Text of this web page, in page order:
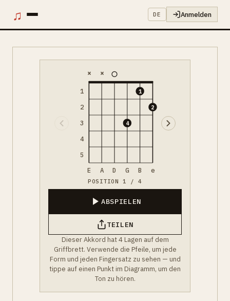
♫ DE Anmelden
1
2
3
4
5
× ×
4
1
2
E A D G B e
POSITION 1 / 4
ABSPIELEN
TEILEN
Dieser Akkord hat 4 Lagen auf dem
Griffbrett. Verwende die Pfeile, um jede
Form und jeden Fingersatz zu sehen — und
tippe auf einen Punkt im Diagramm, um den
Ton zu hören.